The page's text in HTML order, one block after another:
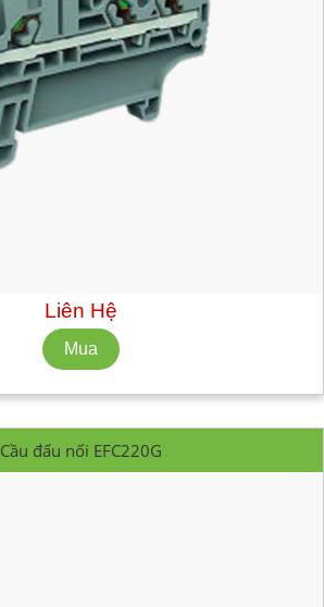
Liên Hệ
Cầu đấu nối EFC220G